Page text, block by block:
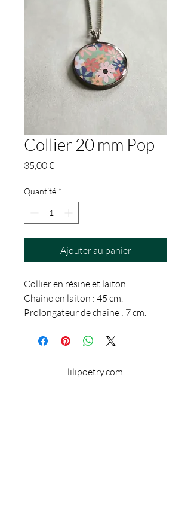
Collier 20 mm Pop
35,00 €Prix
Quantité *
Ajouter au panier
Collier en résine et laiton.
Chaine en laiton : 45 cm.
Prolongateur de chaine : 7 cm.
Diamètre du médaillon : 20 mm.
lilipoetry.com